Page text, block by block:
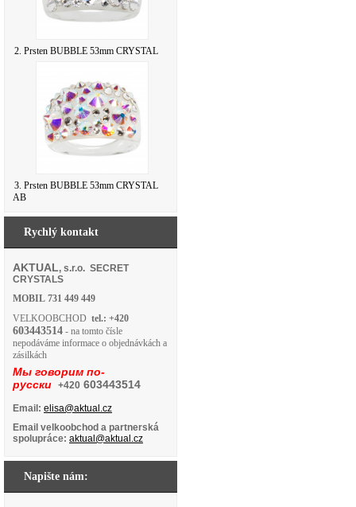
2. Prsten BUBBLE 53mm CRYSTAL
3. Prsten BUBBLE 53mm CRYSTAL
AB
Rychlý kontakt
AKTUAL, s.r.o. SECRET
CRYSTALS
MOBIL 731 449 449
VELKOOBCHOD tel.: +420
603443514 - na tomto čísle
nepodáváme informace o objednávkách a
zásilkách
Мы говорим по-
русски +420 603443514
Email: elisa@aktual.cz
Email velkoobchod a partnerská
spolupráce: aktual@aktual.cz
Napište nám: